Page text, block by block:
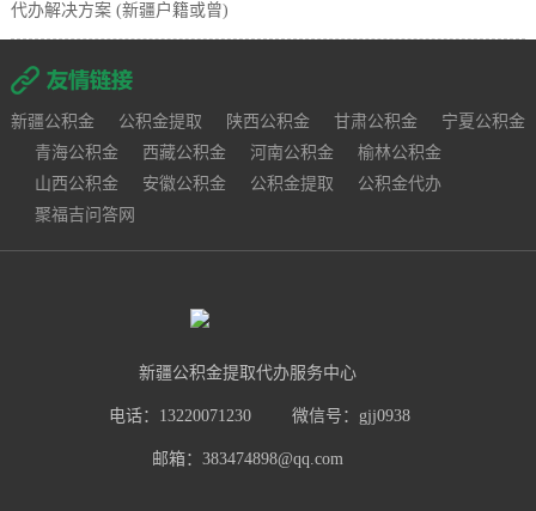
代办解决方案 (新疆户籍或曾)
新疆公积金 公积金提取 陕西公积金 甘肃公积金
宁夏公积金
青海公积金
西藏公积金 河南公积金
榆林公积金
山西公积金
安徽公积金 公积金提取
公积金代办
聚福吉问答网
新疆公积金提取代办服务中心
电话：13220071230 微信号：gjj0938
邮箱：383474898@qq.com